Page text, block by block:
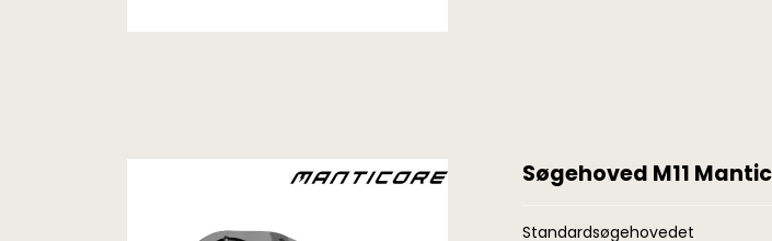
Søgehoved M11
Standardsøgehovedet